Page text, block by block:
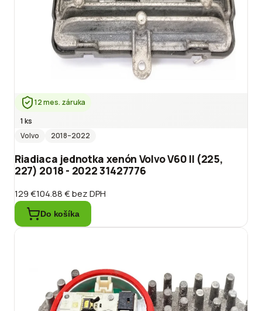
12 mes. záruka
1 ks
Volvo
2018–2022
Riadiaca jednotka xenón Volvo V60 II (225,
227) 2018 - 2022 31427776
129 €104.88 €bez DPH
Do košíka